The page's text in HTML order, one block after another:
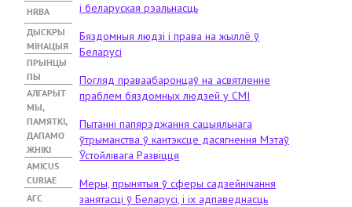
HRBA
ДЫСКРЫ
МІНАЦЫЯ
ПРЫНЦЫ
ПЫ
АЛГАРЫТ
МЫ,
ПАМЯТКІ,
ДАПАМО
ЖНІКІ
АMICUS
CURIAE
АГС
і беларуская рэальнасць
Бяздомныя людзі і права на жыллё ў
Беларусі
Погляд праваабаронцаў на асвятленне
праблем бяздомных людзей у СМІ
Пытанні папярэджання сацыяльнага
ўтрыманства ў кантэксце дасягнення Мэтаў
Ўстойлівага Развіцця
Меры, прынятыя ў сферы садзейнічання
занятасці ў Беларусі, і іх адпаведнасць